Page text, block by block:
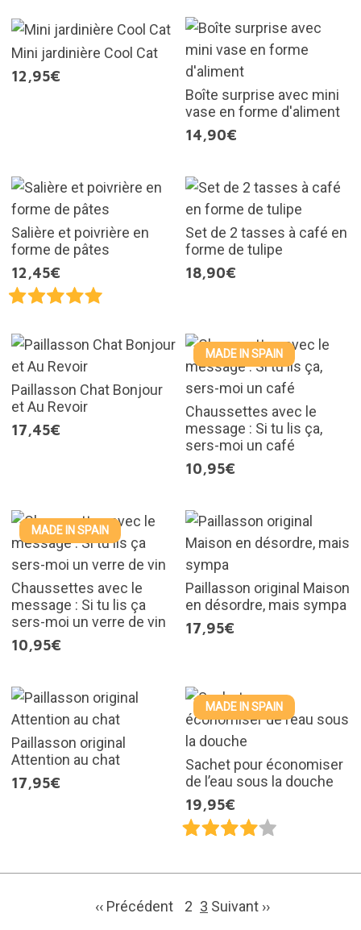
Mini jardinière Cool Cat
12,95€
Boîte surprise avec mini
vase en forme d'aliment
14,90€
Salière et poivrière en
forme de pâtes
12,45€
Set de 2 tasses à café en
forme de tulipe
18,90€
Paillasson Chat Bonjour
et Au Revoir
17,45€
MADE IN SPAIN
Chaussettes avec le
message : Si tu lis ça,
sers-moi un café
10,95€
MADE IN SPAIN
Chaussettes avec le
message : Si tu lis ça
sers-moi un verre de vin
10,95€
Paillasson original Maison
en désordre, mais sympa
17,95€
Paillasson original
Attention au chat
17,95€
MADE IN SPAIN
Sachet pour économiser
de l’eau sous la douche
19,95€
‹‹ Précédent 2 3 Suivant ››